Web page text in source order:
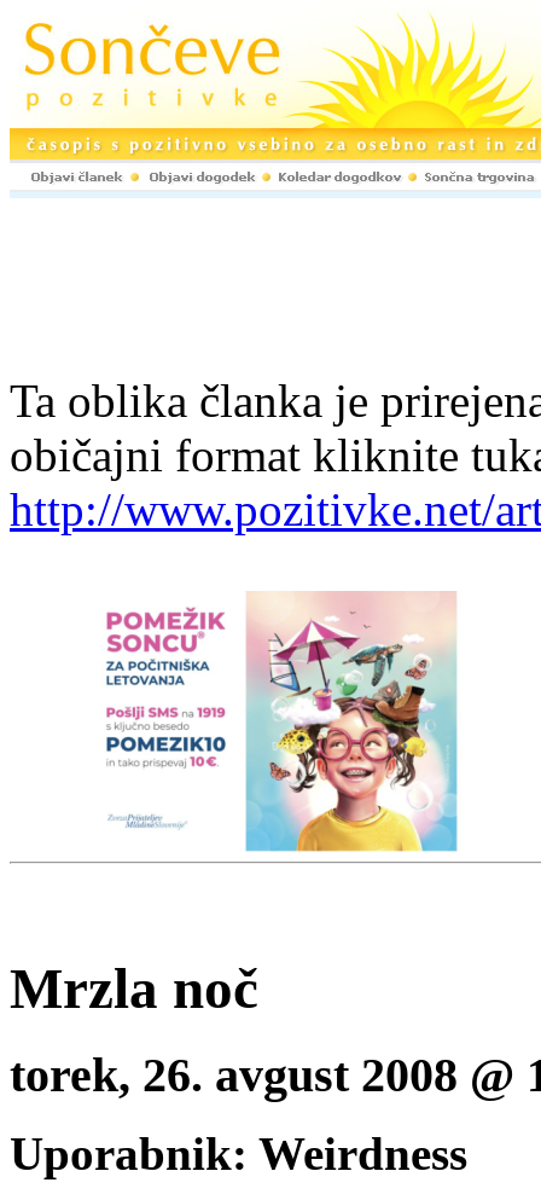
Ta oblika članka je
običajni format kliknite
http://www.pozitivke.net/
Mrzla noč
torek, 26. avgust 2008 @
Uporabnik: Weirdness